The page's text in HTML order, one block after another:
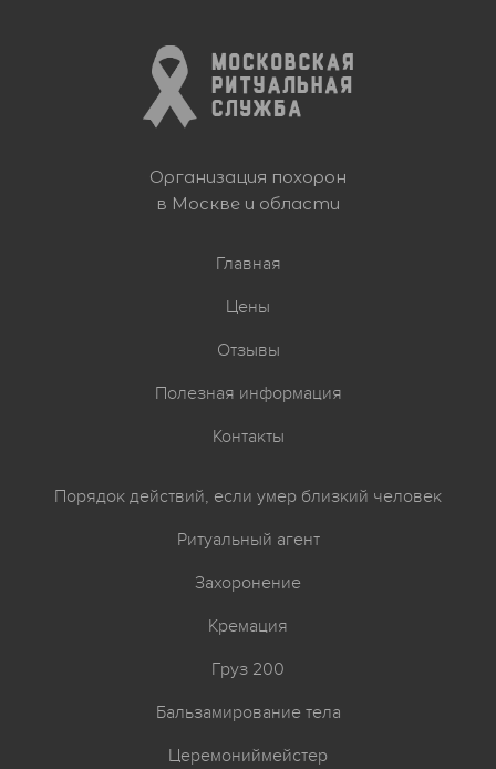
Организация похорон
в Москве и области
Главная
Цены
Отзывы
Полезная информация
Контакты
Порядок действий, если умер близкий человек
Ритуальный агент
Захоронение
Кремация
Груз 200
Бальзамирование тела
Церемониймейстер